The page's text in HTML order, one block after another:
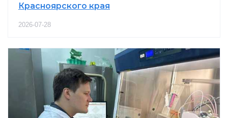
Красноярского края
2026-07-28